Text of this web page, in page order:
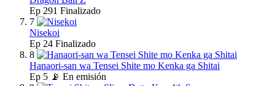
Ep 291 Finalizado
7
Nisekoi
Ep 24 Finalizado
8
Hanaori-san wa Tensei Shite mo Kenka ga Shitai
Ep 5 📡 En emisión